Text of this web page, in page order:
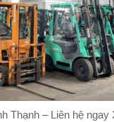
Thạnh – Liên hệ ngay